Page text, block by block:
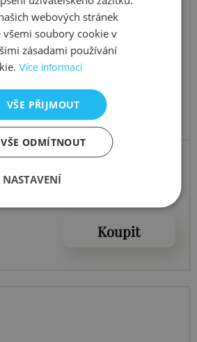
Tender DE728
Koupit
webových stránek
všemi soubory cookie v
zásadami používání
Více informací
VŠE PŘIJMOUT
VŠE ODMÍTNOUT
NASTAVENÍ